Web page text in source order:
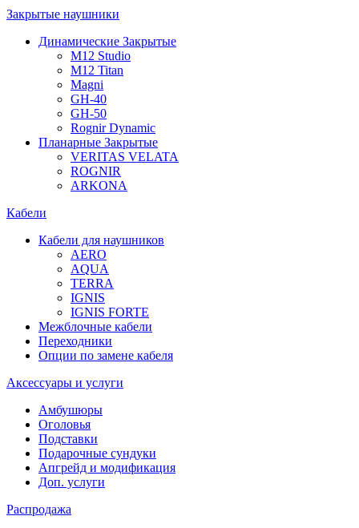
Закрытые наушники
Динамические Закрытые
M12 Studio
M12 Titan
Magni
GH-40
GH-50
Rognir Dynamic
Планарные Закрытые
VERITAS VELATA
ROGNIR
ARKONA
Кабели
Кабели для наушников
AERO
AQUA
TERRA
IGNIS
IGNIS FORTE
Межблочные кабели
Переходники
Опции по замене кабеля
Аксессуары и услуги
Амбушюры
Оголовья
Подставки
Подарочные сундуки
Апгрейд и модификация
Доп. услуги
Распродажа